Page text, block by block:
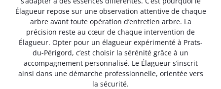
Élagueur repose sur une observation attentive de chaque
arbre avant toute opération d’entretien arbre. La
précision reste au cœur de chaque intervention de
Élagueur. Opter pour un élagueur expérimenté à Prats-
du-Périgord, c’est choisir la sérénité grâce à un
accompagnement personnalisé. Le Élagueur s’inscrit
ainsi dans une démarche professionnelle, orientée vers
la sécurité.